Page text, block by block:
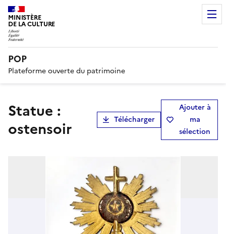
MINISTÈRE
DE LA CULTURE
POP
Plateforme ouverte du patrimoine
statue :
ostensoir
Télécharger
Ajouter à
ma
sélection